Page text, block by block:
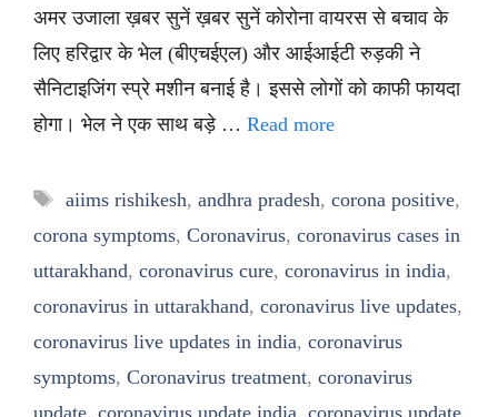
अमर उजाला ख़बर सुनें ख़बर सुनें कोरोना वायरस से बचाव के
लिए हरिद्वार के भेल (बीएचईएल) और आईआईटी रुड़की ने
सैनिटाइजिंग स्प्रे मशीन बनाई है। इससे लोगों को काफी फायदा
होगा। भेल ने एक साथ बड़े … Read more
Tags
aiims rishikesh, andhra pradesh, corona positive,
corona symptoms, Coronavirus, coronavirus cases in
uttarakhand, coronavirus cure, coronavirus in india,
coronavirus in uttarakhand, coronavirus live updates,
coronavirus live updates in india, coronavirus
symptoms, Coronavirus treatment, coronavirus